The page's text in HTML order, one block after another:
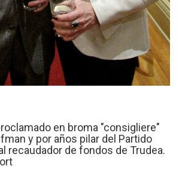
en broma "consigliere"
y por años pilar del Partido
recaudador de fondos de Trudea.